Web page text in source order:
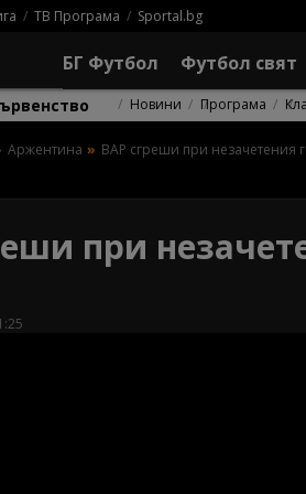
ТВ Програма Sportal.bg
БГ Футбол Футбол свят
Новини Програма
Аржентина ВАР сгреши при незачетения
при